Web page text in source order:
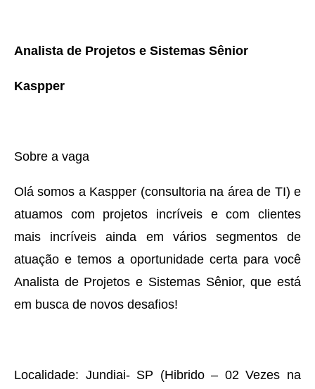
Analista de Projetos e Sistemas Sênior
Kaspper
Sobre a vaga
Olá somos a Kaspper (consultoria na área de TI) e
atuamos com projetos incríveis e com clientes
mais incríveis ainda em vários segmentos de
atuação e temos a oportunidade certa para você
Analista de Projetos e Sistemas Sênior, que está
em busca de novos desafios!
Localidade: Jundiai- SP (Hibrido – 02 Vezes na